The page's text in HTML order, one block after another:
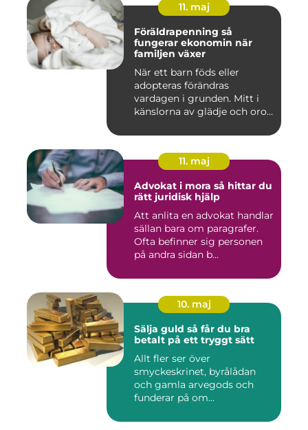
11. maj
Föräldrapenning så
fungerar ekonomin när
familjen växer
När ett barn föds eller
adopteras förändras
vardagen i grunden. Mitt i
känslorna av glädje och oro
11. maj
Advokat i mora så hittar du
rätt juridisk hjälp
Att anlita en advokat handlar
sällan bara om paragrafer.
Ofta befinner sig personen
på andra sidan b...
10. maj
Sälja guld så får du bra
betalt på ett tryggt sätt
Allt fler ser över
smyckeskrinet, byrålådan
och gamla arvegods och
funderar på om